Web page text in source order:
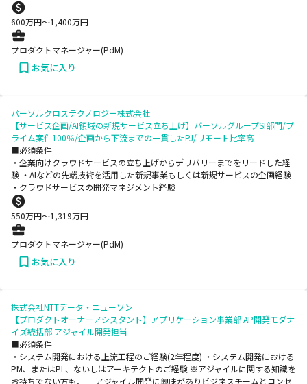
600万円〜1,400万円
プロダクトマネージャー(PdM)
お気に入り
パーソルクロステクノロジー株式会社
【サービス企画/AI領域の新規サービス立ち上げ】パーソルグループSI部門/プ
ライム案件100％/企画から下流までの一貫したPJ/リモート比率高
■必須条件
・企業向けクラウドサービスの立ち上げからデリバリーまでをリードした経
験 ・AIなどの先端技術を活用した新規事業もしくは新規サービスの企画経験
・クラウドサービスの開発マネジメント経験
550万円〜1,319万円
プロダクトマネージャー(PdM)
お気に入り
株式会社NTTデータ・ニューソン
【プロダクトオーナーアシスタント】アプリケーション事業部 AP開発モダナ
イズ統括部 アジャイル開発担当
■必須条件
・システム開発における上流工程のご経験(2年程度) ・システム開発における
PM、またはPL、ないしはアーキテクトのご経験 ※アジャイルに関する知識を
お持ちでない方も、 アジャイル開発に興味がありビジネスチームとコンセ